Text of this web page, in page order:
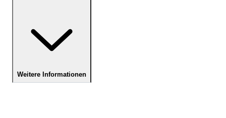
Weitere Informationen